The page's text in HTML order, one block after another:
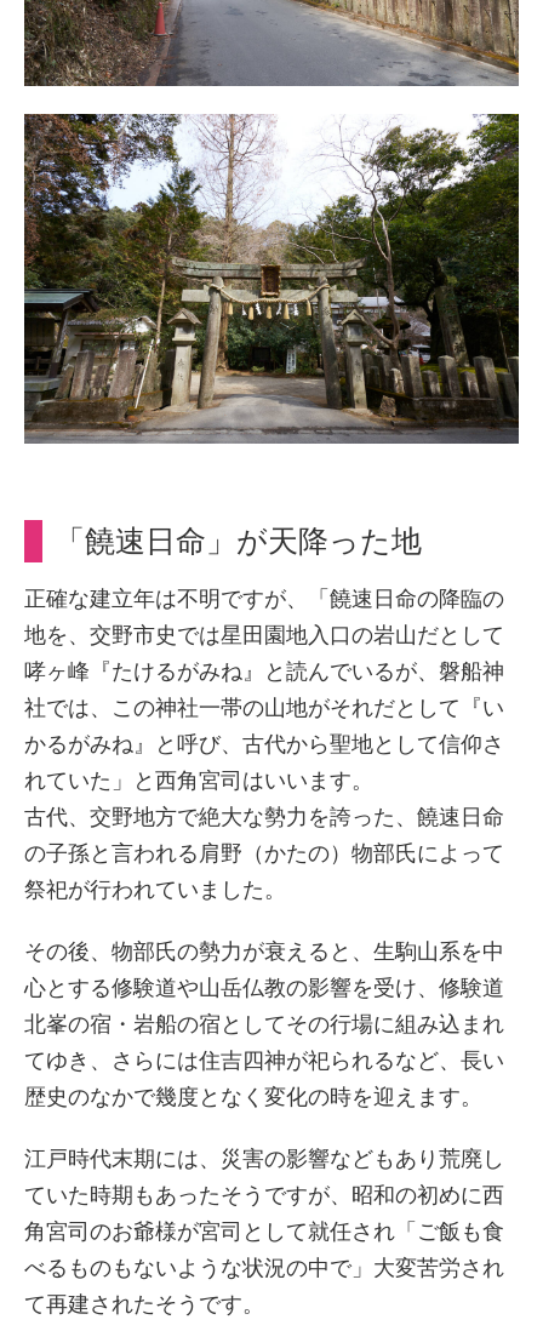
「饒速日命」が天降った地
正確な建立年は不明ですが、「饒速日命の降臨の
地を、交野市史では星田園地入口の岩山だとして
哮ヶ峰『たけるがみね』と読んでいるが、磐船神
社では、この神社一帯の山地がそれだとして『い
かるがみね』と呼び、古代から聖地として信仰さ
れていた」と西角宮司はいいます。
古代、交野地方で絶大な勢力を誇った、饒速日命
の子孫と言われる肩野（かたの）物部氏によって
祭祀が行われていました。
その後、物部氏の勢力が衰えると、生駒山系を中
心とする修験道や山岳仏教の影響を受け、修験道
北峯の宿・岩船の宿としてその行場に組み込まれ
てゆき、さらには住吉四神が祀られるなど、長い
歴史のなかで幾度となく変化の時を迎えます。
江戸時代末期には、災害の影響などもあり荒廃し
ていた時期もあったそうですが、昭和の初めに西
角宮司のお爺様が宮司として就任され「ご飯も食
べるものもないような状況の中で」大変苦労され
て再建されたそうです。